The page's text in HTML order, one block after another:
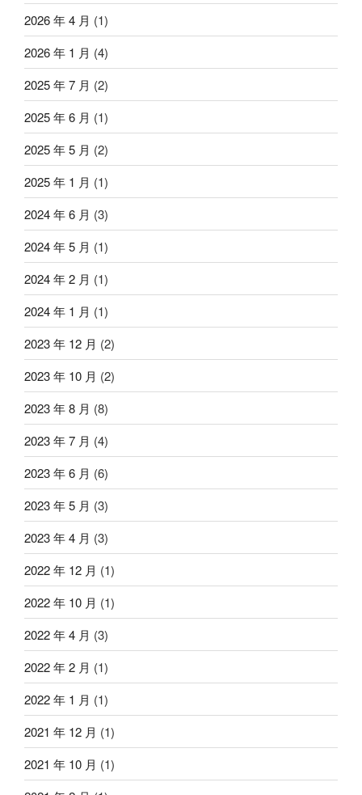
2026 年 4 月 (1)
2026 年 1 月 (4)
2025 年 7 月 (2)
2025 年 6 月 (1)
2025 年 5 月 (2)
2025 年 1 月 (1)
2024 年 6 月 (3)
2024 年 5 月 (1)
2024 年 2 月 (1)
2024 年 1 月 (1)
2023 年 12 月 (2)
2023 年 10 月 (2)
2023 年 8 月 (8)
2023 年 7 月 (4)
2023 年 6 月 (6)
2023 年 5 月 (3)
2023 年 4 月 (3)
2022 年 12 月 (1)
2022 年 10 月 (1)
2022 年 4 月 (3)
2022 年 2 月 (1)
2022 年 1 月 (1)
2021 年 12 月 (1)
2021 年 10 月 (1)